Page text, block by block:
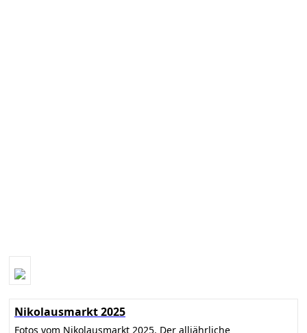
Nikolausmarkt 2025
Fotos vom Nikolausmarkt 2025. Der alljährliche